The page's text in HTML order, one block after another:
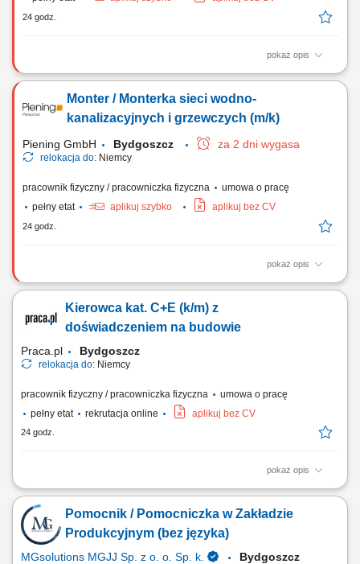
24 godz.
pokaż opis
Stosunek pracy: stałe zatrudnienie w naszej firmie Czas trwania
Realizacja zadań z zakresu szeroko pojętej elektryki budowlanej,
przemysłowej oraz automatyki. Budowanie systemów sterowania
Monter / Monterka sieci wodno-
kanalizacyjnych i grzewczych (m/k)
Piening GmbH Bydgoszcz za 2 dni wygasa
relokacja do: Niemcy
pracownik fizyczny / pracowniczka fizyczna
umowa o pracę
pełny etat
aplikuj szybko aplikuj bez CV
24 godz.
pokaż opis
Opis stanowiska: Zakładanie oraz podłączanie wewnętrznych
instalacyjnych przy sieciach centralnego ogrzewania oraz
urządzeniach sanitarnych. Serwisowanie, usuwanie awarii i dbanie o
Kierowca kat. C+E (k/m) z
doświadczeniem na budowie
Praca.pl Bydgoszcz
relokacja do: Niemcy
pracownik fizyczny / pracowniczka fizyczna
umowa o pracę
pełny etat
rekrutacja online aplikuj bez CV
24 godz.
pokaż opis
Opis stanowiska Sprawna obsługa transportowa niemieckich projektów
budowlanych poprzez dostarczanie materiałów i ciężkiego sprzętu;
Współpraca z brygadą na budowie przy operacjach załadunkowych
oraz bieżących pracach terenowych; Optymalne planowanie krótkich
tras przejazdu pomiędzy...
Pomocnik / Pomocniczka w Zakładzie
Produkcyjnym (bez języka)
MGsolutions MGJJ Sp. z o. o. Sp. k. Bydgoszcz